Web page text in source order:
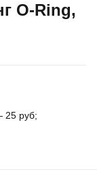
O-Ring,
25 руб;